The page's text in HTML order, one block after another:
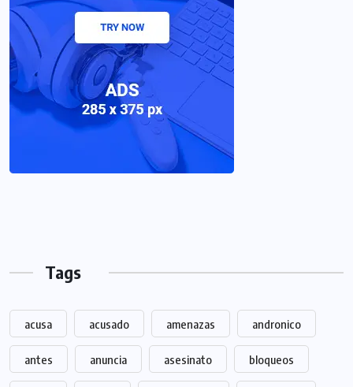
Tags
acusa acusado amenazas andronico
antes anuncia asesinato bloqueos